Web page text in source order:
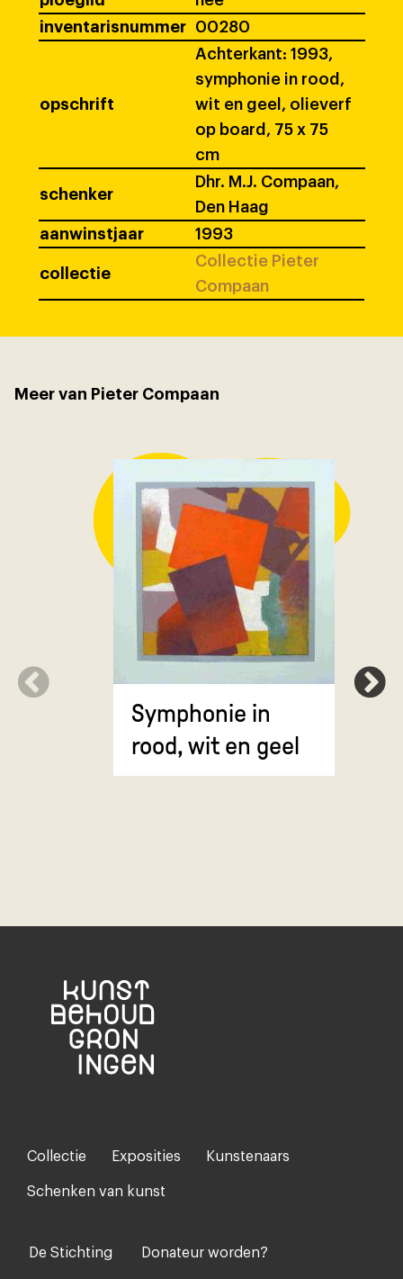
inventarisnummer
00280
opschrift
Achterkant: 1993,
symphonie in rood,
wit en geel, olieverf
op board, 75 x 75
cm
schenker
Dhr. M.J. Compaan,
Den Haag
aanwinstjaar
1993
collectie
Collectie Pieter
Compaan
Meer van Pieter Compaan
Symphonie in
rood, wit en geel
Footer-
menu
Collectie Exposities Kunstenaars
Schenken van kunst
Voet
De Stichting Donateur worden?